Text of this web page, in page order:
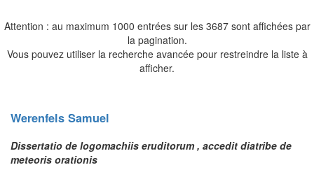
Attention : au maximum 1000 entrées sur les 3687 sont affichées par
la pagination.
Vous pouvez utiliser la recherche avancée pour restreindre la liste à
afficher.
Werenfels Samuel
Dissertatio de logomachiis eruditorum , accedit diatribe de
meteoris orationis